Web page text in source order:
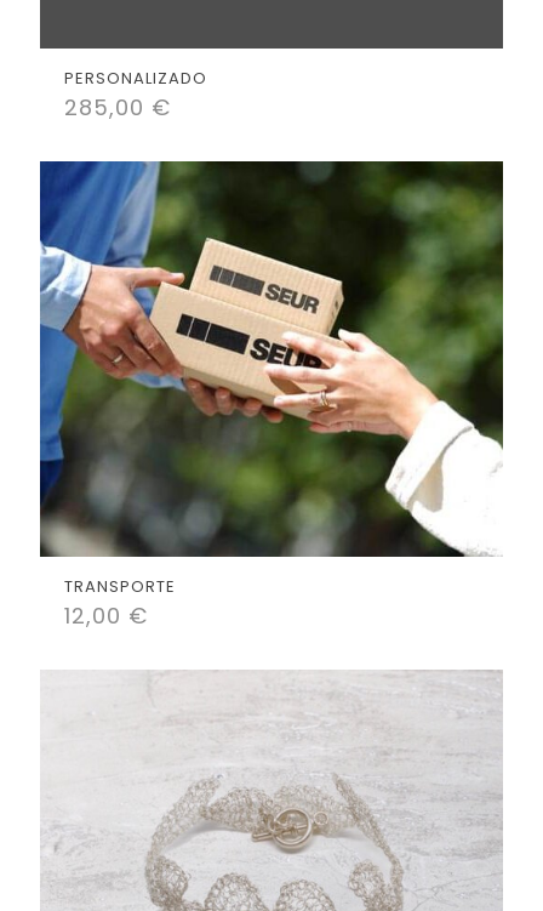
PERSONALIZADO
285,00 €
TRANSPORTE
12,00 €